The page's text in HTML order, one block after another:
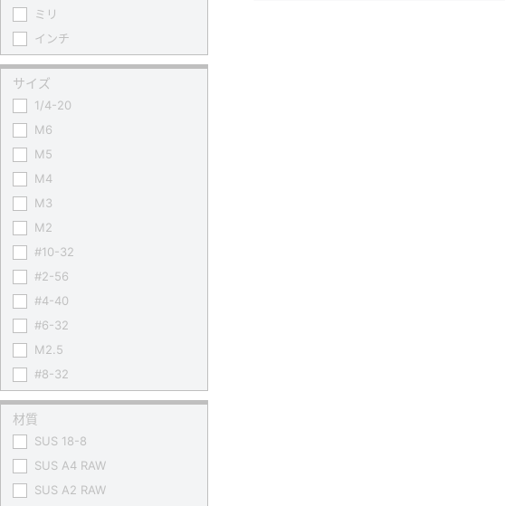
ミリ
インチ
サイズ
1/4-20
M6
M5
M4
M3
M2
#10-32
#2-56
#4-40
#6-32
M2.5
#8-32
材質
SUS 18-8
SUS A4 RAW
SUS A2 RAW